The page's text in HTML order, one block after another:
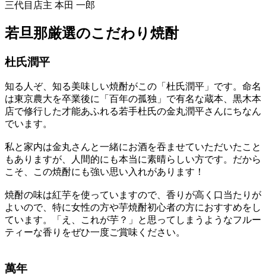
三代目店主 本田 一郎
若旦那厳選のこだわり焼酎
杜氏潤平
知る人ぞ、知る美味しい焼酎がこの「杜氏潤平」です。命名
は東京農大を卒業後に「百年の孤独」で有名な蔵本、黒木本
店で修行した才能あふれる若手杜氏の金丸潤平さんにちなん
でいます。
私と家内は金丸さんと一緒にお酒を吞ませていただいたこと
もありますが、人間的にも本当に素晴らしい方です。だから
こそ、この焼酎にも強い思い入れがあります！
焼酎の味は紅芋を使っていますので、香りが高く口当たりが
よいので、特に女性の方や芋焼酎初心者の方におすすめをし
ています。「え、これが芋？」と思ってしまうようなフルー
ティーな香りをぜひ一度ご賞味ください。
萬年